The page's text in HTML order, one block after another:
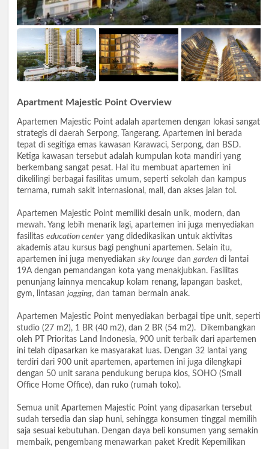
Apartment Majestic Point Overview
Apartemen Majestic Point adalah apartemen dengan lokasi sangat
strategis di daerah Serpong, Tangerang. Apartemen ini berada
tepat di segitiga emas kawasan Karawaci, Serpong, dan BSD.
Ketiga kawasan tersebut adalah kumpulan kota mandiri yang
berkembang sangat pesat. Hal itu membuat apartemen ini
dikelilingi berbagai fasilitas umum, seperti sekolah dan kampus
ternama, rumah sakit internasional, mall, dan akses jalan tol.
Apartemen Majestic Point memiliki desain unik, modern, dan
mewah. Yang lebih menarik lagi, apartemen ini juga menyediakan
fasilitas education center yang didedikasikan untuk aktivitas
akademis atau kursus bagi penghuni apartemen. Selain itu,
apartemen ini juga menyediakan sky lounge dangarden di lantai
19A dengan pemandangan kota yang menakjubkan. Fasilitas
penunjang lainnya mencakup kolam renang, lapangan basket,
gym, lintasan jogging, dan taman bermain anak.
Apartemen Majestic Point menyediakan berbagai tipe unit, seperti
studio (27 m2), 1 BR (40 m2), dan 2 BR (54 m2). Dikembangkan
oleh PT Prioritas Land Indonesia, 900 unit terbaik dari apartemen
ini telah dipasarkan ke masyarakat luas. Dengan 32 lantai yang
terdiri dari 900 unit apartemen, apartemen ini juga dilengkapi
dengan 50 unit sarana pendukung berupa kios, SOHO (Small
Office Home Office), dan ruko (rumah toko).
Semua unit Apartemen Majestic Point yang dipasarkan tersebut
sudah tersedia dan siap huni, sehingga konsumen tinggal memilih
saja sesuai kebutuhan. Dengan daya beli konsumen yang semakin
membaik, pengembang menawarkan paket Kredit Kepemilikan